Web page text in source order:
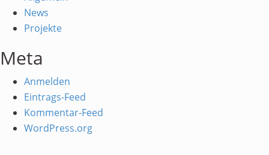
News
Projekte
Meta
Anmelden
Eintrags-Feed
Kommentar-Feed
WordPress.org